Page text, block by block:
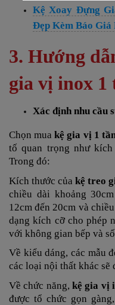
Kệ Xoay Đựng
Đẹp Kèm Báo
3. Hướng
gia vị inox 1
Xác định nhu cầu
Chọn muakệ gia vị 1
tố quan trọng như
Trong đó:
Kích thước củakệ treo
chiều dài khoảng
12cm đến 20cm và
dạng kích cỡ cho phép
với không gian bếp và
Về kiểu dáng, các mẫu
các loại nội thất khác sẽ
Về chức năng,kệ gia vị
được tổ chức gọn